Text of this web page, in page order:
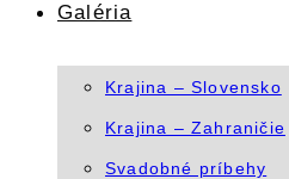
Galéria
Krajina – Slovensko
Krajina – Zahraničie
Svadobné príbehy